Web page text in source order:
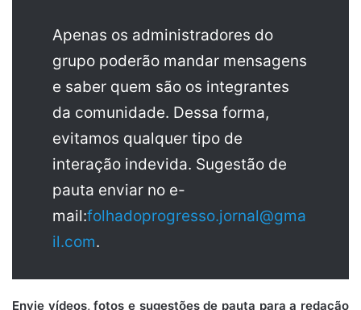
Apenas os administradores do
grupo poderão mandar mensagens
e saber quem são os integrantes
da comunidade. Dessa forma,
evitamos qualquer tipo de
interação indevida. Sugestão de
pauta enviar no e-
mail:folhadoprogresso.jornal@gma
il.com.
Envie vídeos, fotos e sugestões de pauta para a redação